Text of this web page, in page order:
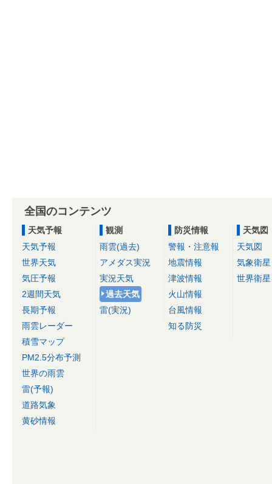
全国のコンテンツ
天気予報
天気予報
世界天気
気圧予報
2週間天気
長期予報
雨雲レーダー
積雪マップ
PM2.5分布予測
世界の雨雲
雷(予報)
道路気象
黄砂情報
観測
雨雲(過去)
アメダス実況
実況天気
過去天気
雷(実況)
防災情報
警報・注意報
地震情報
津波情報
火山情報
台風情報
知る防災
天気図
天気図
気象衛星
世界衛星